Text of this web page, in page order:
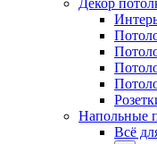
Напольные
Всё